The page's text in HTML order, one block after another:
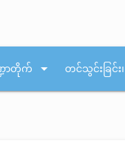
ာတိုက် arrow_drop_down တင်သွင်းခြင်